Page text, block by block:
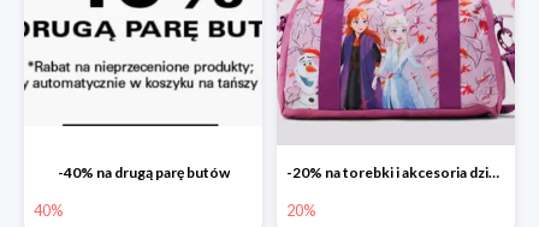
-40% na drugą parę butów
40%
-20% na torebki i akcesoria dziecięce
20%